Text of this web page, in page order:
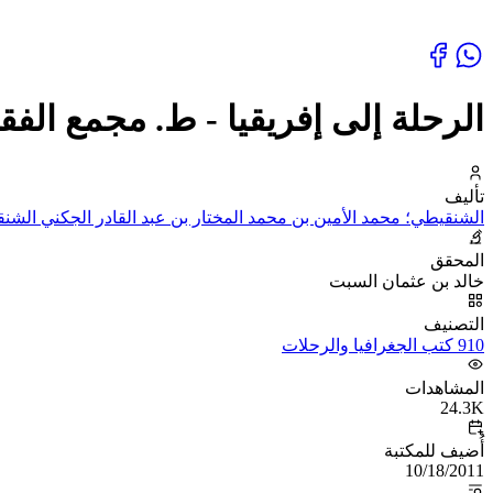
الرحلة إلى إفريقيا - ط. مجمع
تأليف
الشنقيطي؛ محمد الأمين بن محمد المختار بن عبد القادر الجكني
المحقق
خالد بن عثمان السبت
التصنيف
910 كتب الجغرافيا والرحلات
المشاهدات
24.3K
أُضيف للمكتبة
10/18/2011